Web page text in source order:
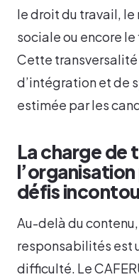
le droit du travail,
sociale ou encore
Cette
d’intégration et de
estimée par les
La charge de
défis
Au-delà du
responsabilités est
difficulté. Le